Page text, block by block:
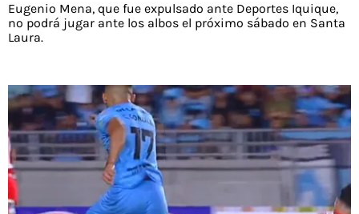
Eugenio Mena, que fue expulsado ante Deportes Iquique,
no podrá jugar ante los albos el próximo sábado en Santa
Laura.